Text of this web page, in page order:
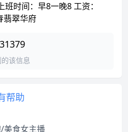
时间：早8一晚8 工资：
翡翠华府
该信息
帮助
美食女主播